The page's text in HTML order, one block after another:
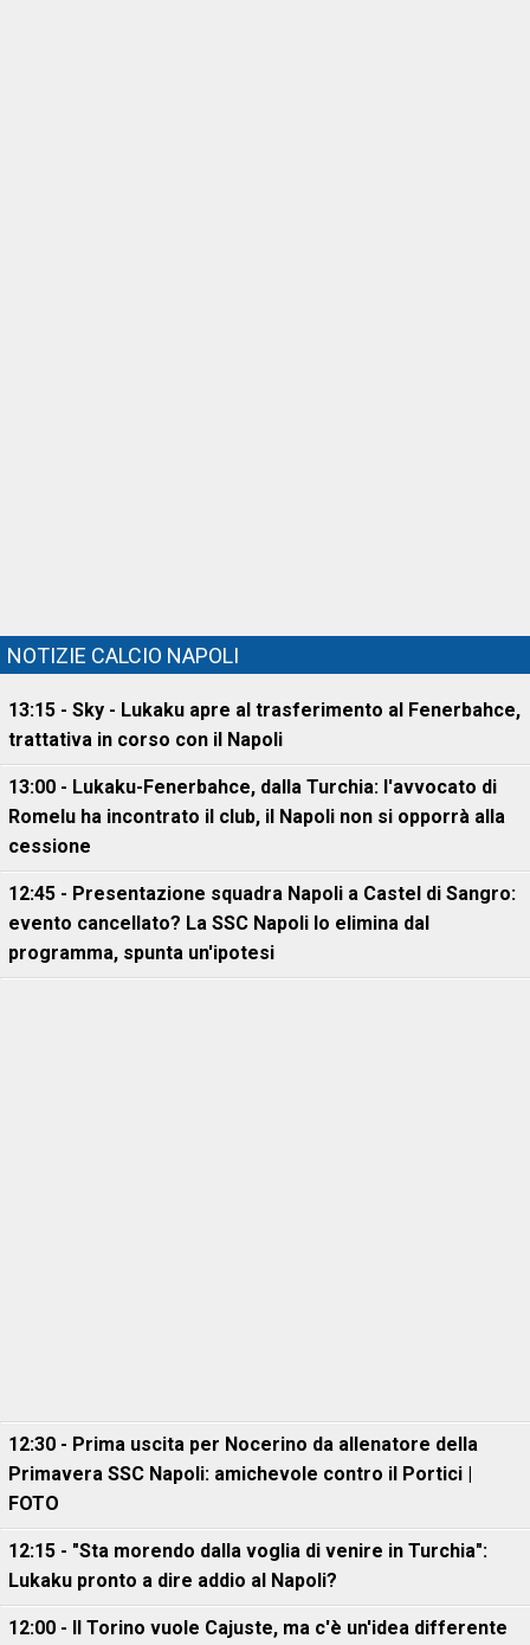
NOTIZIE CALCIO NAPOLI
13:15 - Sky - Lukaku apre al trasferimento al Fenerbahce,
trattativa in corso con il Napoli
13:00 - Lukaku-Fenerbahce, dalla Turchia: l'avvocato di
Romelu ha incontrato il club, il Napoli non si opporrà alla
cessione
12:45 - Presentazione squadra Napoli a Castel di Sangro:
evento cancellato? La SSC Napoli lo elimina dal
programma, spunta un'ipotesi
12:30 - Prima uscita per Nocerino da allenatore della
Primavera SSC Napoli: amichevole contro il Portici |
FOTO
12:15 - "Sta morendo dalla voglia di venire in Turchia":
Lukaku pronto a dire addio al Napoli?
12:00 - Il Torino vuole Cajuste, ma c'è un'idea differente